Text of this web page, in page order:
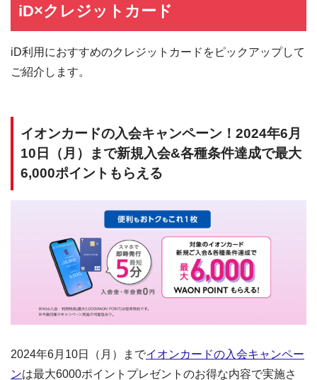
iD×クレジットカード
iD利用におすすめのクレジットカードをピックアップして
ご紹介します。
イオンカードの入会キャンペーン！2024年6月
10日（月）まで新規入会&各種条件達成で最大
6,000ポイントもらえる
2024年6月10日（月）までイオンカードの入会キャンペー
ンは最大6000ポイントプレゼントのお得な内容で実施さ